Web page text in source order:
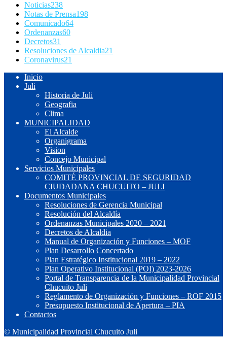
Noticias238
Notas de Prensa198
Comunicado64
Ordenanzas60
Decretos31
Resoluciones de Alcaldia21
Coronavirus21
Inicio
Juli
Historia de Juli
Geografia
Clima
MUNICIPALIDAD
El Alcalde
Organigrama
Vision
Concejo Municipal
Servicios Municipales
COMITÉ PROVINCIAL DE SEGURIDAD
CIUDADANA CHUCUITO – JULI
Documentos Municipales
Resoluciones de Gerencia Municipal
Resolución del Alcaldía
Ordenanzas Municipales 2020 – 2021
Decretos de Alcaldia
Manual de Organización y Funciones – MOF
Plan Desarrollo Concertado
Plan Estratégico Institucional 2019 – 2022
Plan Operativo Institucional (POI) 2023-2026
Portal de Transparencia de la Municipalidad Provincial
Chucuito Juli
Reglamento de Organización y Funciones – ROF 2015
Presupuesto Institucional de Apertura – PIA
Contactos
© Municipalidad Provincial Chucuito Juli